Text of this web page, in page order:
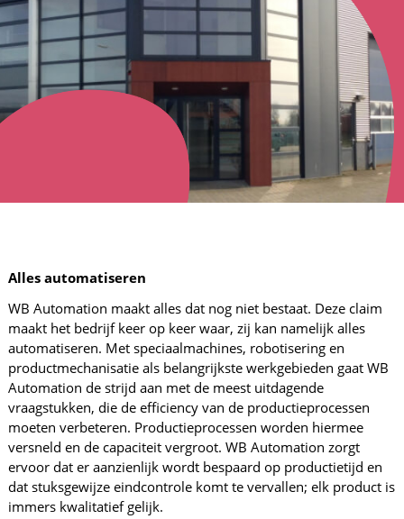
Alles automatiseren
WB Automation maakt alles dat nog niet bestaat. Deze claim
maakt het bedrijf keer op keer waar, zij kan namelijk alles
automatiseren. Met speciaalmachines, robotisering en
productmechanisatie als belangrijkste werkgebieden gaat WB
Automation de strijd aan met de meest uitdagende
vraagstukken, die de efficiency van de productieprocessen
moeten verbeteren. Productieprocessen worden hiermee
versneld en de capaciteit vergroot. WB Automation zorgt
ervoor dat er aanzienlijk wordt bespaard op productietijd en
dat stuksgewijze eindcontrole komt te vervallen; elk product is
immers kwalitatief gelijk.